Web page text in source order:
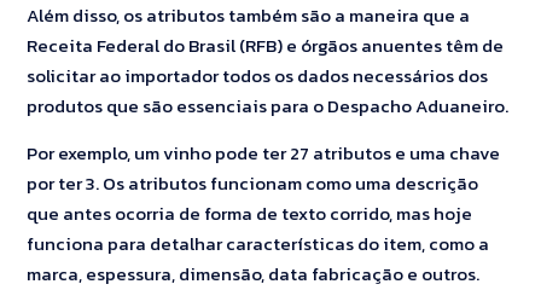
Além disso, os atributos também são a maneira que a
Receita Federal do Brasil (RFB) e órgãos anuentes têm de
solicitar ao importador todos os dados necessários dos
produtos que são essenciais para o Despacho Aduaneiro.
Por exemplo, um vinho pode ter 27 atributos e uma chave
por ter 3. Os atributos funcionam como uma descrição
que antes ocorria de forma de texto corrido, mas hoje
funciona para detalhar características do item, como a
marca, espessura, dimensão, data fabricação e outros.